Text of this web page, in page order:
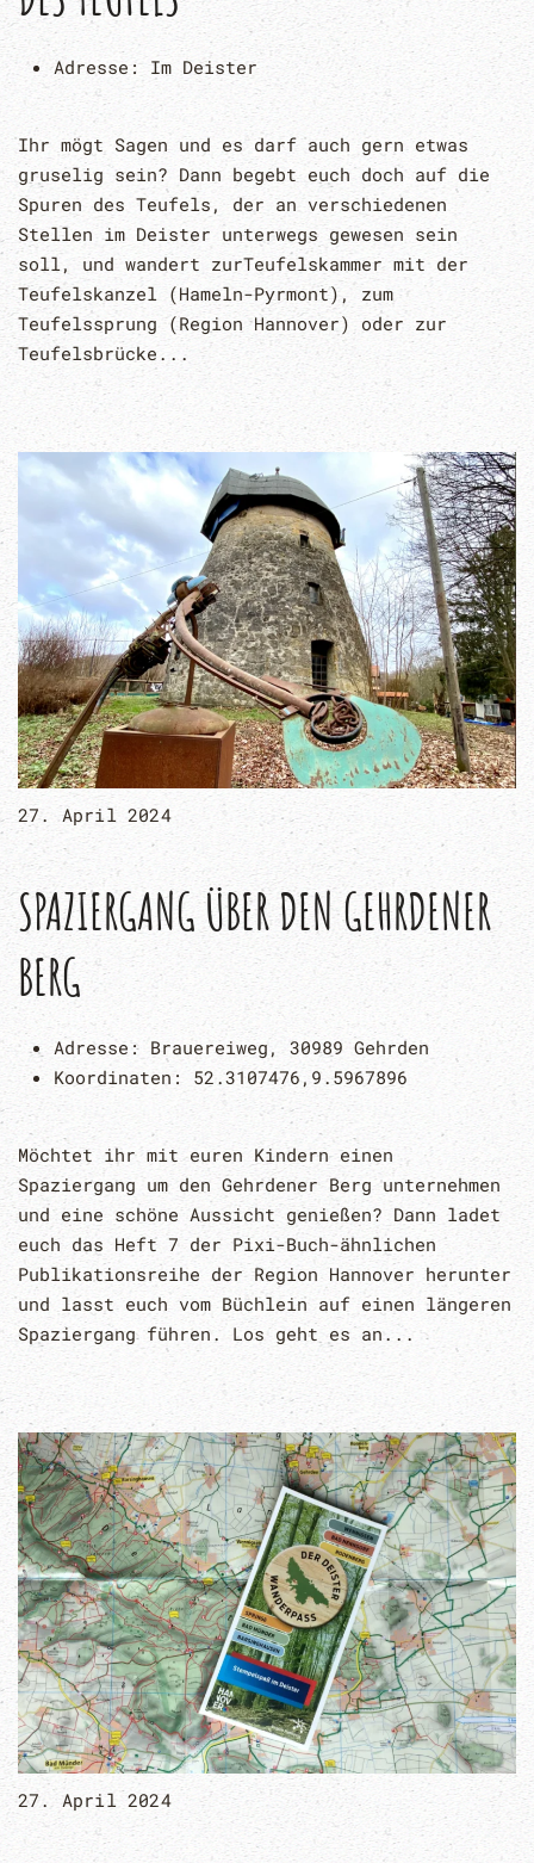
Adresse: Im Deister
Ihr mögt Sagen und es darf auch gern etwas
gruselig sein? Dann begebt euch doch auf die
Spuren des Teufels, der an verschiedenen
Stellen im Deister unterwegs gewesen sein
soll, und wandert zurTeufelskammer mit der
Teufelskanzel (Hameln-Pyrmont), zum
Teufelssprung (Region Hannover) oder zur
Teufelsbrücke...
27. April 2024
SPAZIERGANG ÜBER DEN GEHRDENER
BERG
Adresse: Brauereiweg, 30989 Gehrden
Koordinaten: 52.3107476,9.5967896
Möchtet ihr mit euren Kindern einen
Spaziergang um den Gehrdener Berg unternehmen
und eine schöne Aussicht genießen? Dann ladet
euch das Heft 7 der Pixi-Buch-ähnlichen
Publikationsreihe der Region Hannover herunter
und lasst euch vom Büchlein auf einen längeren
Spaziergang führen. Los geht es an...
27. April 2024